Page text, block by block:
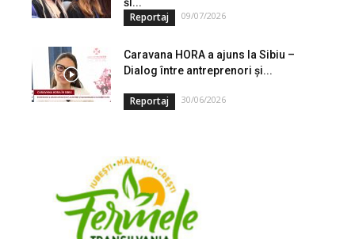
și...
Reportaj 09/07/2026
Caravana HORA a ajuns la Sibiu –
Dialog între antreprenori și...
Reportaj 30/06/2026